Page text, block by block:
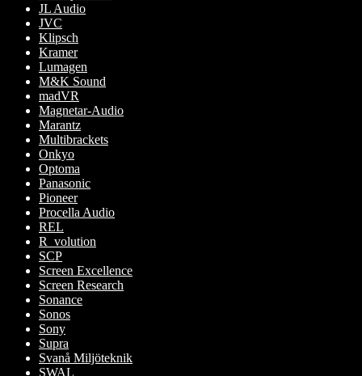
JL Audio
JVC
Klipsch
Kramer
Lumagen
M&K Sound
madVR
Magnetar-Audio
Marantz
Multibrackets
Onkyo
Optoma
Panasonic
Pioneer
Procella Audio
REL
R_volution
SCP
Screen Excellence
Screen Research
Sonance
Sonos
Sony
Supra
Svanå Miljöteknik
SWAL